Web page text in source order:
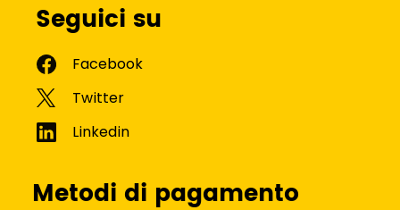
Seguici su
Metodi di pagamento